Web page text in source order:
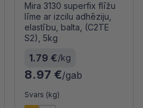
Mira 3130 superfix flīžu
līme ar izcilu adhēziju,
elastību, balta, (C2TE
S2), 5kg
1.79 €/kg
8.97 €/gab
Svars (kg)